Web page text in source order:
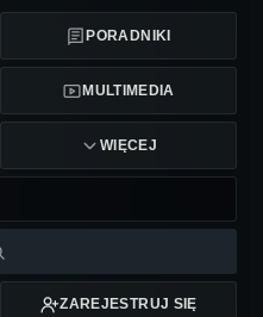
PORADNIKI
MULTIMEDIA
WIĘCEJ
ZAREJESTRUJ SIĘ